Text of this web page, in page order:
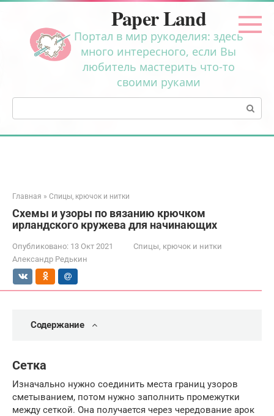
Перейти
контенту
Paper Land
Портал в мир рукоделия: здесь
много интересного, если Вы
любитель мастерить что-то
своими руками
Поиск:
Главная » Спицы, крючок и нитки
Схемы и узоры по вязанию крючком
ирландского кружева для начинающих
Опубликовано: 13 Окт 2021
Спицы, крючок и нитки
Александр Редькин
Содержание
Сетка
Изначально нужно соединить места границ узоров
сметыванием, потом нужно заполнить промежутки
между сеткой. Она получается через чередование арок